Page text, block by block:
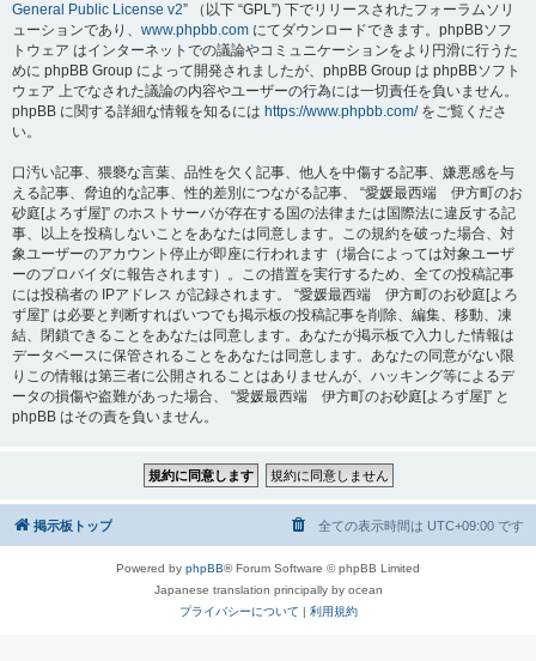
General Public License v2” （以下 “GPL”) 下でリリースされたフォーラムソリ
ューションであり、 www.phpbb.com にてダウンロードできます。phpBBソフ
トウェア はインターネットでの議論やコミュニケーションをより円滑に行うた
めに phpBB Group によって開発されましたが、phpBB Group は phpBBソフト
ウェア 上でなされた議論の内容やユーザーの行為には一切責任を負いません。
phpBB に関する詳細な情報を知るには https://www.phpbb.com/をご覧くださ
い。
口汚い記事、猥褻な言葉、品性を欠く記事、他人を中傷する記事、嫌悪感を与
える記事、脅迫的な記事、性的差別につながる記事、 “愛媛最西端 伊方町のお
砂庭[よろず屋]” のホストサーバが存在する国の法律または国際法に違反する記
事、以上を投稿しないことをあなたは同意します。この規約を破った場合、対
象ユーザーのアカウント停止が即座に行われます（場合によっては対象ユーザ
ーのプロバイダに報告されます）。この措置を実行するため、全ての投稿記事
には投稿者の IPアドレス が記録されます。 “愛媛最西端 伊方町のお砂庭[よろ
ず屋]” は必要と判断すればいつでも掲示板の投稿記事を削除、編集、移動、凍
結、閉鎖できることをあなたは同意します。あなたが掲示板で入力した情報は
データベースに保管されることをあなたは同意します。あなたの同意がない限
りこの情報は第三者に公開されることはありませんが、ハッキング等によるデ
ータの損傷や盗難があった場合、 “愛媛最西端 伊方町のお砂庭[よろず屋]” と
phpBB はその責を負いません。
掲示板トップ 全ての表示時間は UTC+09:00 です
Powered by phpBB® Forum Software © phpBB Limited
Japanese translation principally by ocean
プライバシーについて | 利用規約